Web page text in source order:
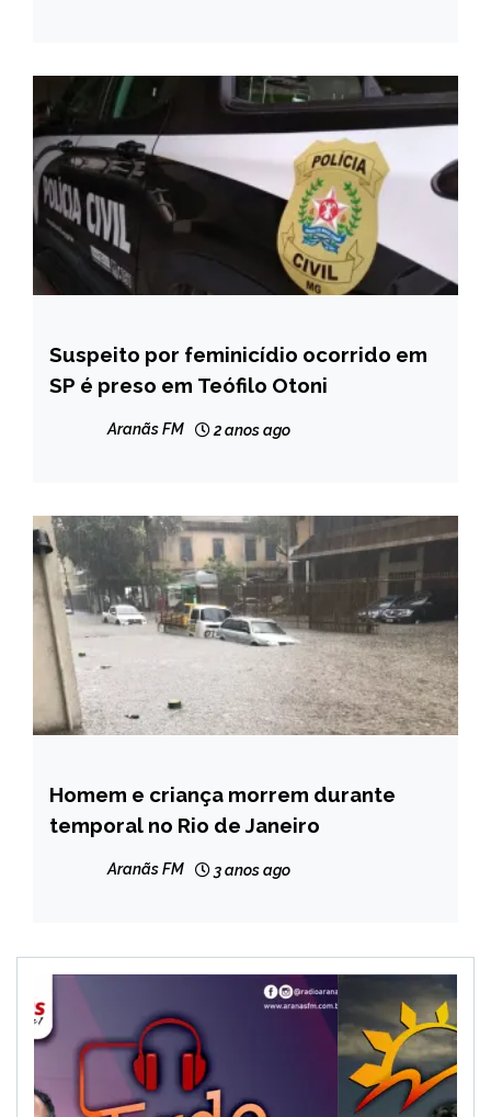
MINAS
GERAIS
NOTÍCIAS
Suspeito por feminicídio ocorrido em
SP é preso em Teófilo Otoni
Aranãs FM 2 anos ago
BRASIL
NOTÍCIAS
Homem e criança morrem durante
temporal no Rio de Janeiro
Aranãs FM 3 anos ago